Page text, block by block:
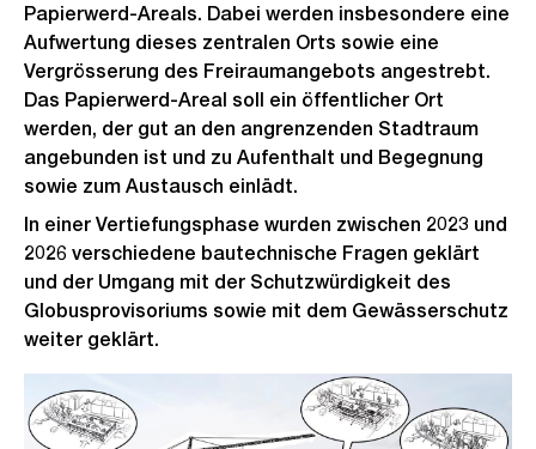
Papierwerd-Areals. Dabei werden insbesondere eine
Aufwertung dieses zentralen Orts sowie eine
Vergrösserung des Freiraumangebots angestrebt.
Das Papierwerd-Areal soll ein öffentlicher Ort
werden, der gut an den angrenzenden Stadtraum
angebunden ist und zu Aufenthalt und Begegnung
sowie zum Austausch einlädt.
In einer Vertiefungsphase wurden zwischen 2023 und
2026 verschiedene bautechnische Fragen geklärt
und der Umgang mit der Schutzwürdigkeit des
Globusprovisoriums sowie mit dem Gewässerschutz
weiter geklärt.